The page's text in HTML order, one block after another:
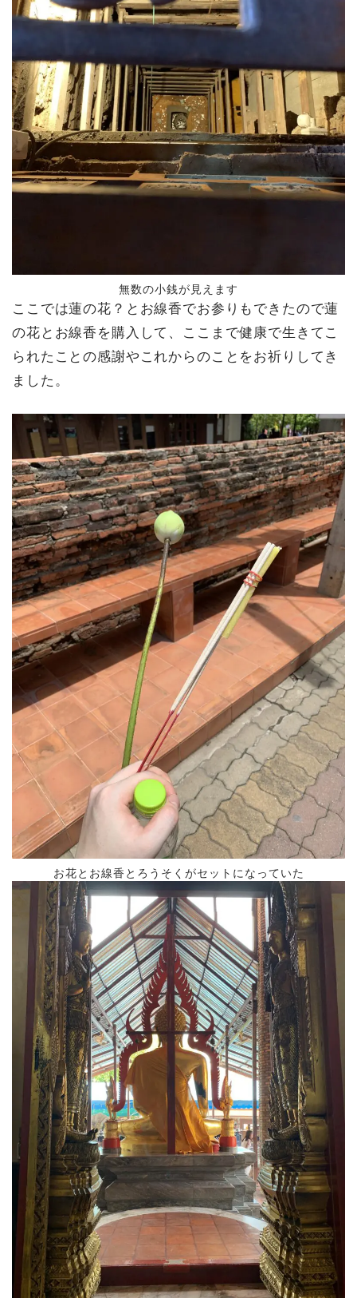
無数の小銭が見えます
ここでは蓮の花？とお線香でお参りもできたので蓮
の花とお線香を購入して、ここまで健康で生きてこ
られたことの感謝やこれからのことをお祈りしてき
ました。
お花とお線香とろうそくがセットになっていた